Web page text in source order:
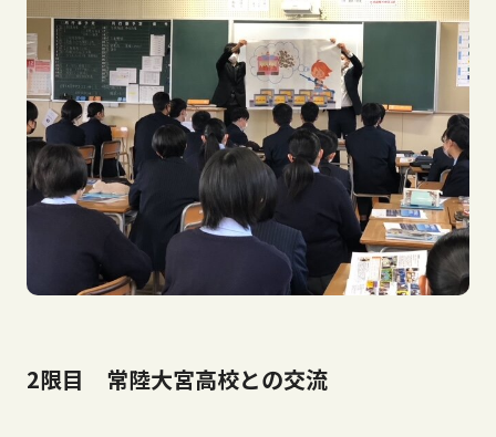
2限目 常陸大宮高校との交流